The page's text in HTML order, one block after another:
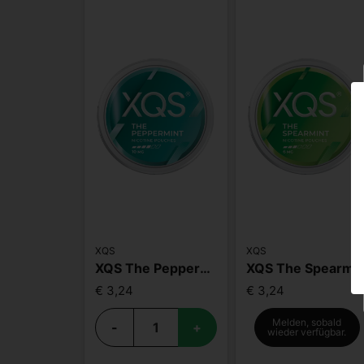
XQS
XQS The Peppermint 10mg
€ 3,24
- +
XQS
€ 3,24
Melden, sobald
wieder verfügbar.